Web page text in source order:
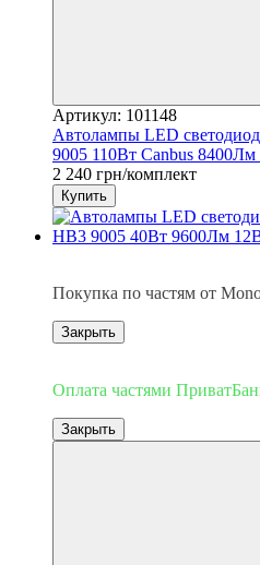
Артикул: 101148
Автолампы LED
9005 110Вт Canbus
2 240 грн/комплект
Купить
Покупка по частям от
Закрыть
Оплата частями
Закрыть